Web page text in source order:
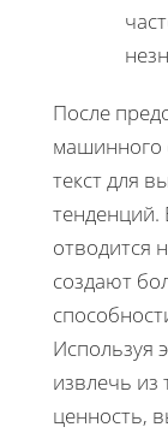
После
машинного
текст для
тенденций.
отводится
создают
Используя
извлечь из
ценность,